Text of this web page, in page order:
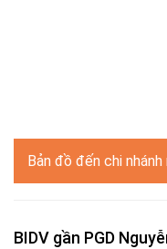
Bản đồ đến chi nhánh
BIDV gần PGD